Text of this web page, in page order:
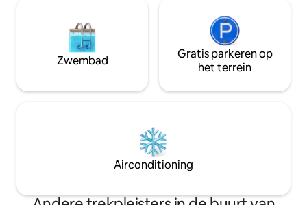
Zwembad
Gratis parkeren op
het terrein
Airconditioning